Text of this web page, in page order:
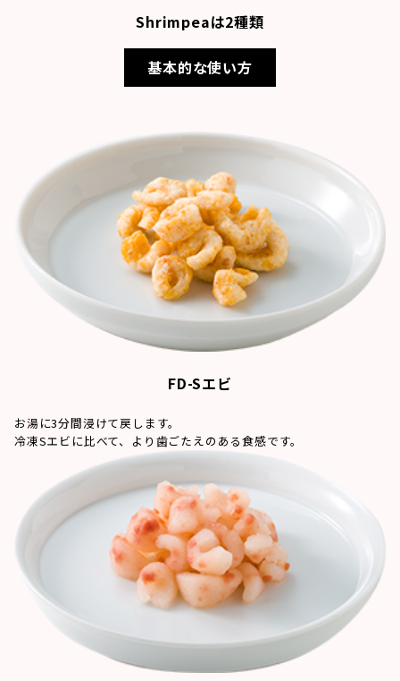
Shrimpeaは2種類
基本的な使い方
FD-Sエビ
お湯に3分間浸けて戻します。
冷凍Sエビに比べて、より歯ごたえのある食感です。